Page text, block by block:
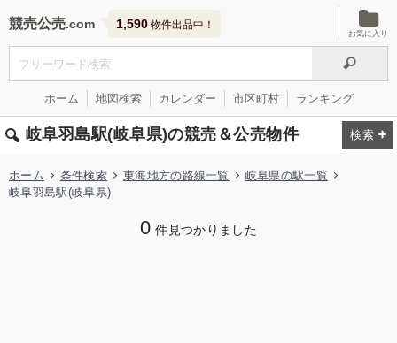
競売公売 1,590 物件出品中！
お気に入り
ホーム 地図検索 カレンダー 市区町村 ランキング
岐阜羽島駅(岐阜県)の競売＆公売物件
ホーム 条件検索 東海地方の路線一覧
岐阜県の駅一覧
岐阜羽島駅(岐阜県)
0 件見つかりました